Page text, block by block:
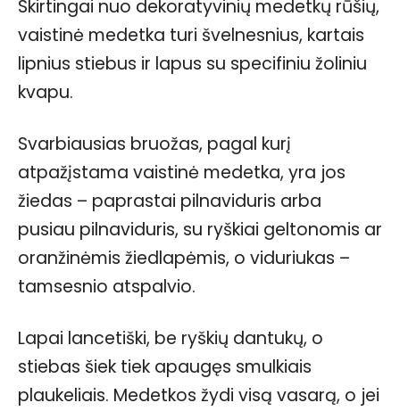
Skirtingai nuo dekoratyvinių medetkų rūšių,
vaistinė medetka turi švelnesnius, kartais
lipnius stiebus ir lapus su specifiniu žoliniu
kvapu.
Svarbiausias bruožas, pagal kurį
atpažįstama vaistinė medetka, yra jos
žiedas – paprastai pilnaviduris arba
pusiau pilnaviduris, su ryškiai geltonomis ar
oranžinėmis žiedlapėmis, o viduriukas –
tamsesnio atspalvio.
Lapai lancetiški, be ryškių dantukų, o
stiebas šiek tiek apaugęs smulkiais
plaukeliais. Medetkos žydi visą vasarą, o jei